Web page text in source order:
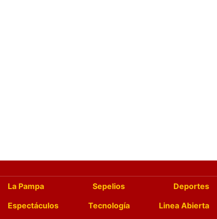
La Pampa Sepelios
Deportes
Espectáculos
Tecnología
Linea Abierta